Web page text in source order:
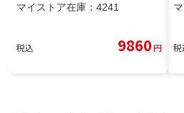
マイストア在庫： 4241
税込 9860円 税